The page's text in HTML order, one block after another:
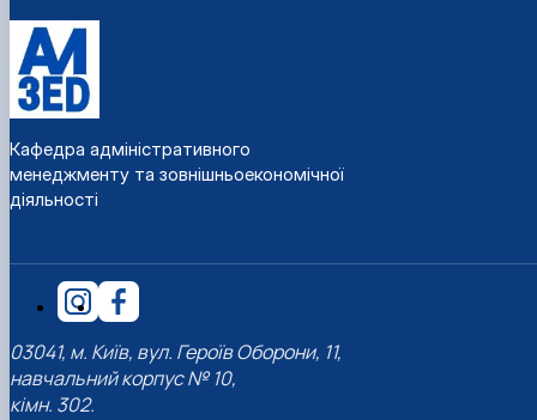
Кафедра адміністративного
менеджменту та зовнішньоекономічної
діяльності
03041, м. Київ, вул. Героїв Оборони, 11,
навчальний корпус № 10,
кімн. 302.